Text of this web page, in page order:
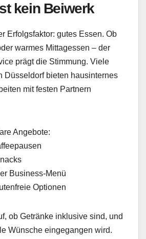
kein Beiwerk
Erfolgsfaktor: gutes Essen. Ob
warmes Mittagessen – der
prägt die Stimmung. Viele
Düsseldorf bieten hausinternes
mit festen Partnern
Angebote:
Business-Menü
Optionen
ob Getränke inklusive sind, und
Wünsche eingegangen wird.